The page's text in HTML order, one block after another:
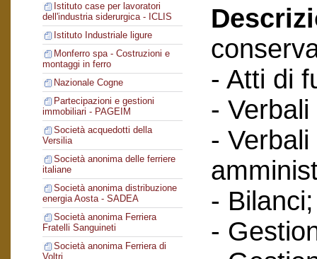
Istituto case per lavoratori
dell'industria siderurgica - ICLIS
Istituto Industriale ligure
Monferro spa - Costruzioni e
montaggi in ferro
Nazionale Cogne
Partecipazioni e gestioni
immobiliari - PAGEIM
Società acquedotti della
Versilia
Società anonima delle ferriere
italiane
Società anonima distribuzione
energia Aosta - SADEA
Società anonima Ferriera
Fratelli Sanguineti
Società anonima Ferriera di
Voltri
- Atti di
-
-
- Bilanci;
-